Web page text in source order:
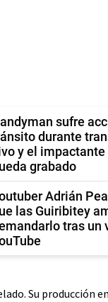
sufre
durante
y el
grabado
Adrián
las Guiribitey
tras un
Su producción